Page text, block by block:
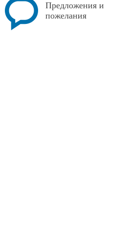
Предложения и
пожелания